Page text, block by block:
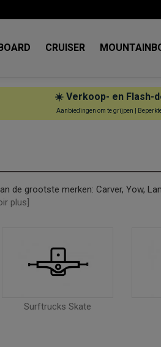
CRUISER
☀️ Verkoop- en Flash-
Aanbiedingen om te grijpen |
de grootste merken: Carver, Yow,
plus]
Surftrucks Skate